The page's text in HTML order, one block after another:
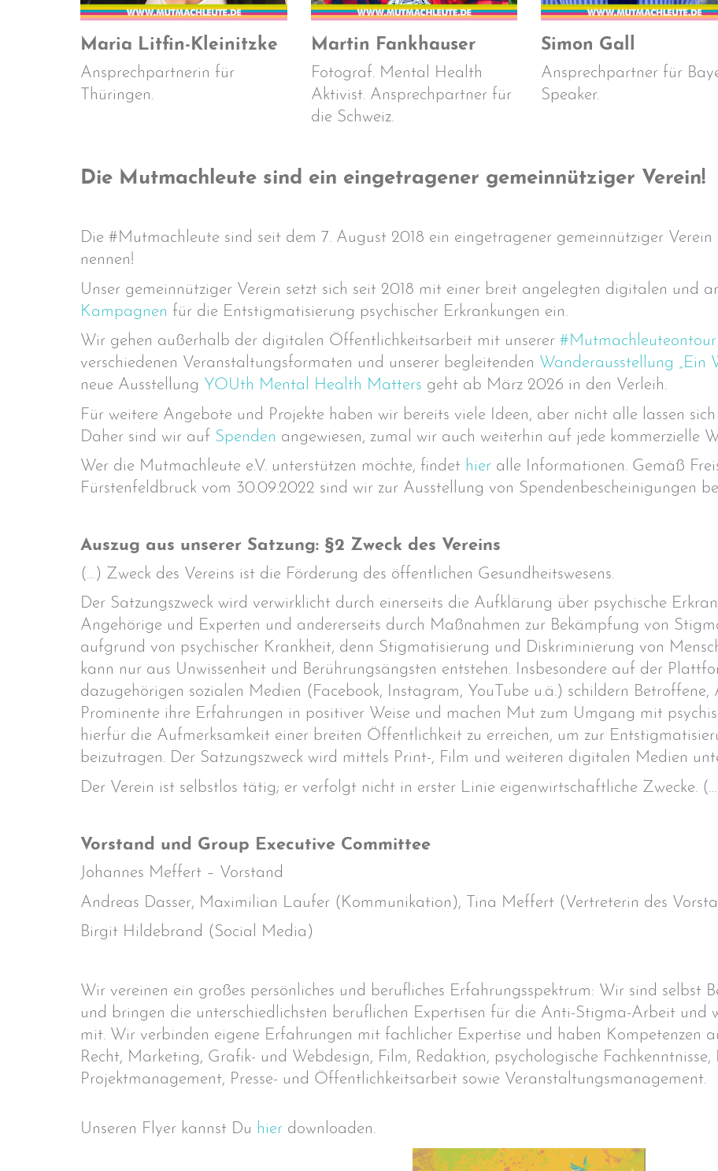
Maria Litfin-Kleinitzke
Ansprechpartnerin für
Thüringen.
Martin Fankhauser
Fotograf. Mental Health
Aktivist. Ansprechpartner für
die Schweiz.
Simon Gall
Ansprechpartner für
Speaker.
Die Mutmachleute sind ein eingetragener gemeinnütziger Verein!
Die #Mutmachleute sind seit dem 7. August 2018 ein eingetragener gemeinnütziger
nennen!
Unser gemeinnütziger Verein setzt sich seit 2018 mit einer breit angelegten digitalen und
Kampagnen für die Entstigmatisierung psychischer Erkrankungen ein.
Wir gehen außerhalb der digitalen Öffentlichkeitsarbeit mit unserer #Mutmachleuteontour
verschiedenen Veranstaltungsformaten und unserer begleitenden Wanderausstellung „Ein
neue Ausstellung YOUth Mental Health Matters geht ab März 2026 in den Verleih.
Für weitere Angebote und Projekte haben wir bereits viele Ideen, aber nicht alle lassen
Daher sind wir auf Spenden angewiesen, zumal wir auch weiterhin auf jede kommerzielle
Wer die Mutmachleute e.V. unterstützen möchte, findet hier alle Informationen. Gemäß
Fürstenfeldbruck vom 30.09.2022 sind wir zur Ausstellung von Spendenbescheinigungen
Auszug aus unserer Satzung: §2 Zweck des Vereins
(…) Zweck des Vereins ist die Förderung des öffentlichen Gesundheitswesens.
Der Satzungszweck wird verwirklicht durch einerseits die Aufklärung über psychische
Angehörige und Experten und andererseits durch Maßnahmen zur Bekämpfung von
aufgrund von psychischer Krankheit, denn Stigmatisierung und Diskriminierung von
kann nur aus Unwissenheit und Berührungsängsten entstehen. Insbesondere auf der
dazugehörigen sozialen Medien (Facebook, Instagram, YouTube u.ä.) schildern Betroffene,
Prominente ihre Erfahrungen in positiver Weise und machen Mut zum Umgang mit
hierfür die Aufmerksamkeit einer breiten Öffentlichkeit zu erreichen, um zur
beizutragen. Der Satzungszweck wird mittels Print-, Film und weiteren digitalen Medien
Der Verein ist selbstlos tätig; er verfolgt nicht in erster Linie eigenwirtschaftliche Zwecke.
Vorstand und Group Executive Committee
Johannes Meffert – Vorstand
Andreas Dasser, Maximilian Laufer (Kommunikation), Tina Meffert (Vertreterin des
Birgit Hildebrand (Social Media)
Wir vereinen ein großes persönliches und berufliches Erfahrungsspektrum: Wir sind selbst
und bringen die unterschiedlichsten beruflichen Expertisen für die Anti-Stigma-Arbeit und
mit. Wir verbinden eigene Erfahrungen mit fachlicher Expertise und haben Kompetenzen
Recht, Marketing, Grafik- und Webdesign, Film, Redaktion, psychologische
Projektmanagement, Presse- und Öffentlichkeitsarbeit sowie Veranstaltungsmanagement.
Unseren Flyer kannst Du hier downloaden.